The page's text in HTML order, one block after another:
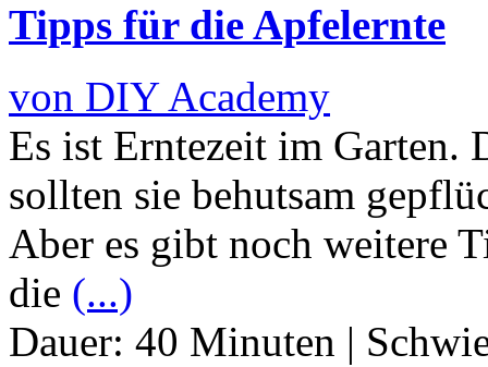
Tipps für die Apfelernte
von DIY Academy
Es ist Erntezeit im Garten.
sollten sie behutsam
Aber es gibt noch weitere
die (...)
Dauer: 40 Minuten |